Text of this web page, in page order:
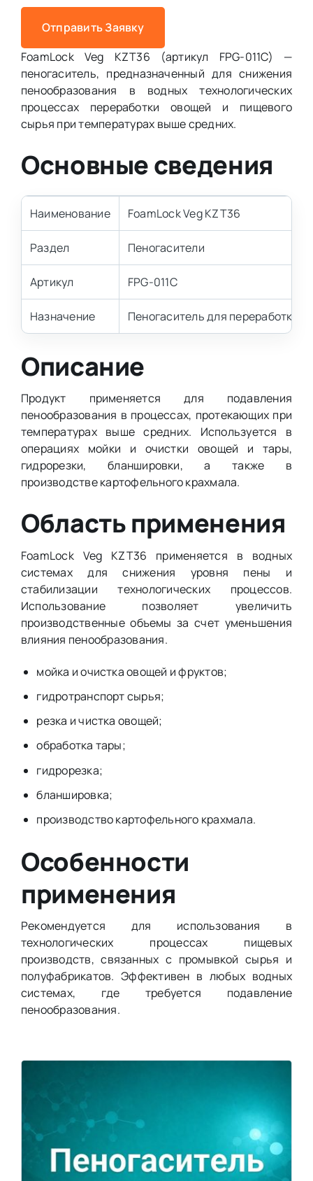
Отправить Заявку
FoamLock Veg KZT36 (артикул FPG-011C) —
пеногаситель, предназначенный для снижения
пенообразования в водных технологических
процессах переработки овощей и пищевого
сырья при температурах выше средних.
Основные сведения
Наименование FoamLock Veg KZT36
Раздел Пеногасители
Артикул FPG-011C
Назначение Пеногаситель для переработки
Описание
Продукт применяется для подавления
пенообразования в процессах, протекающих при
температурах выше средних. Используется в
операциях мойки и очистки овощей и тары,
гидрорезки, бланшировки, а также в
производстве картофельного крахмала.
Область применения
FoamLock Veg KZT36 применяется в водных
системах для снижения уровня пены и
стабилизации технологических процессов.
Использование позволяет увеличить
производственные объемы за счет уменьшения
влияния пенообразования.
мойка и очистка овощей и фруктов;
гидротранспорт сырья;
резка и чистка овощей;
обработка тары;
гидрорезка;
бланшировка;
производство картофельного крахмала.
Особенности
применения
Рекомендуется для использования в
технологических процессах пищевых
производств, связанных с промывкой сырья и
полуфабрикатов. Эффективен в любых водных
системах, где требуется подавление
пенообразования.